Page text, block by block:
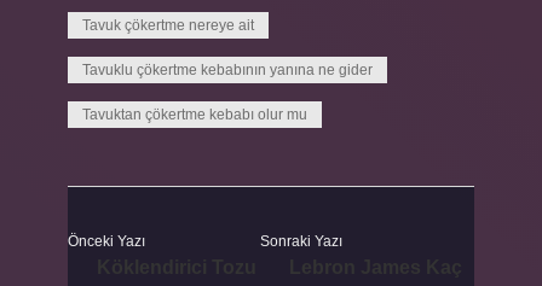
Tavuk çökertme nereye ait
Tavuklu çökertme kebabının yanına ne gider
Tavuktan çökertme kebabı olur mu
Önceki Yazı Sonraki Yazı